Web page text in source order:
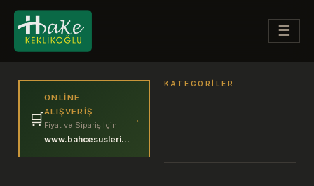
☰
🛒
ONLINE
ALIŞVERIŞ
Fiyat ve Sipariş İçin
www.bahcesuslerim.com
→
KATEGORILER